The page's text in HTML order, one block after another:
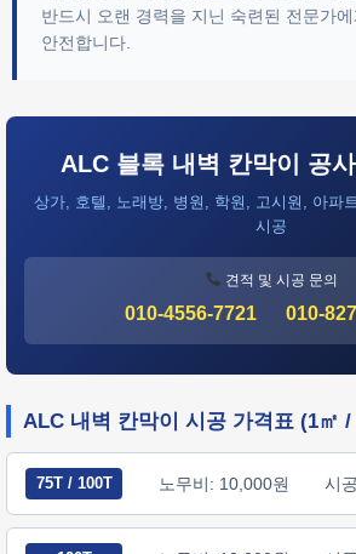
반드시 오랜 경력을 지닌 숙련된 전문가
안전합니다.
ALC 블록 내벽 칸막이 공
상가, 호텔, 노래방, 병원, 학원, 고시원, 아파
시공
견적 및 시공 문의
010-4556-7721 010-
ALC 내벽 칸막이 시공 가격표 (1㎡
75T / 100T 노무비: 10,000원 시